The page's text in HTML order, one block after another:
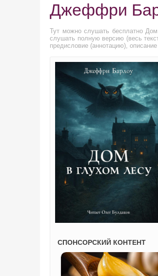
Джеффри
Тут можно слушать бесплатно
слушать полную версию (весь
предисловие (аннотацию),